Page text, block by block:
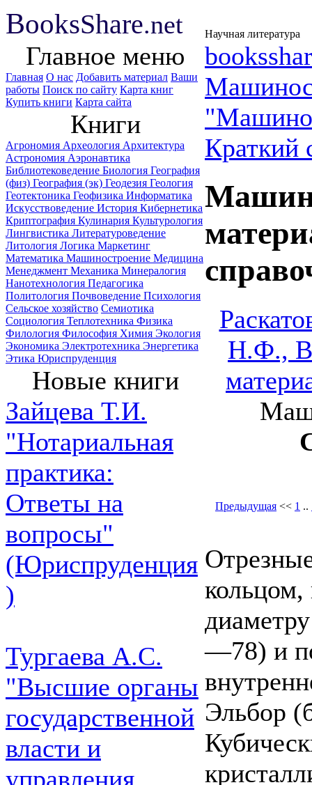
BooksShare.net Научная литература
Главное меню
Главная О нас Добавить материал Ваши
работы Поиск по сайту Карта книг
Купить книги Карта сайта
Книги
Агрономия Археология Архитектура
Астрономия Аэронавтика
Библиотековедение Биология География
(физ) География (эк) Геодезия Геология
Геотектоника Геофизика Информатика
Искусствоведение История Кибернетика
Криптография Кулинария Культурология
Лингвистика Литературоведение
Литология Логика Маркетинг
Математика Машиностроение Медицина
Менеджмент Механика Минералогия
Нанотехнология Педагогика
Политология Почвоведение Психология
Сельское хозяйство Семиотика
Социология Теплотехника Физика
Филология Философия Химия Экология
Экономика Электротехника Энергетика
Этика Юриспруденция
Новые книги
Зайцева Т.И.
"Нотариальная
практика:
Ответы на
вопросы"
(Юриспруденция
)
Тургаева А.С.
"Высшие органы
государственной
власти и
управления
Краткий
Н.Ф.,
Предыдущая << 1 ..
—78) и
Эльбор